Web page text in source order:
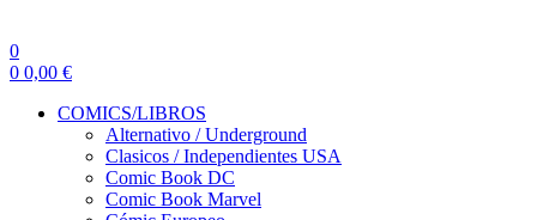
0
0 0,00 €
COMICS/LIBROS
Alternativo / Underground
Clasicos / Independientes USA
Comic Book DC
Comic Book Marvel